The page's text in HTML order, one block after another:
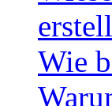
Wie